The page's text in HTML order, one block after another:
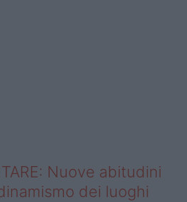
Nuove abitudini
dei luoghi